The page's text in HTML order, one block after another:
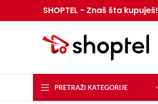
SHOPTEL - Znaš šta kupuješ!
PRETRAŽI KATEGORIJE